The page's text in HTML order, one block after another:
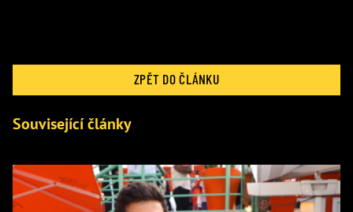
ZPĚT DO ČLÁNKU
Související články